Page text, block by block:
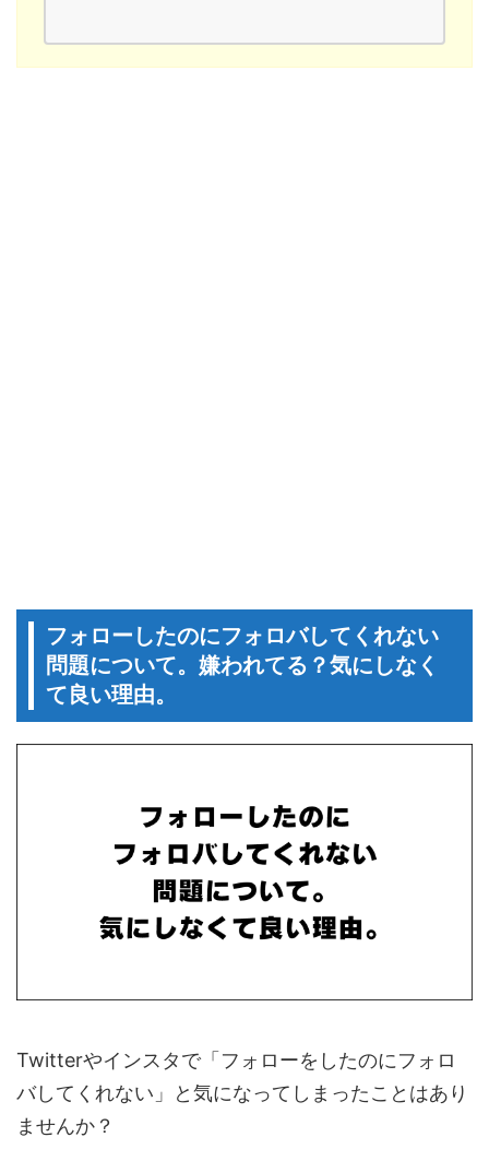
フォローしたのにフォロバしてくれない
問題について。嫌われてる？気にしなく
て良い理由。
Twitterやインスタで「フォローをしたのにフォロ
バしてくれない」と気になってしまったことはあり
ませんか？